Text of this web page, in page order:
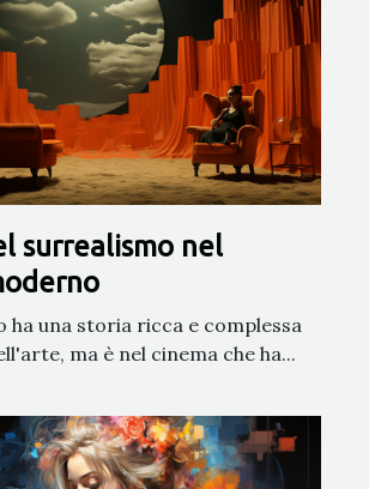
surrealismo nel
ha una storia ricca e complessa
ma è nel cinema che ha...